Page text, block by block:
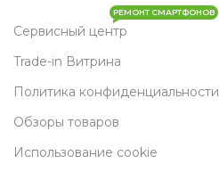
Сервисный центр
РЕМОНТ СМАРТФОНОВ
Trade-in Витрина
Политика конфиденциальности
Обзоры товаров
Использование cookie